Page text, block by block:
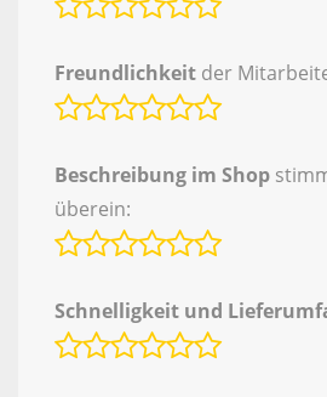
Freundlichkeit der
Beschreibung im Shop
überein:
Schnelligkeit und